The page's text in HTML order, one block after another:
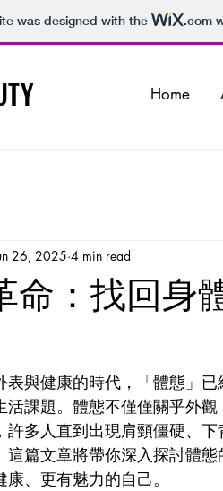
was designed with the .com
Home
命：找回身
26, 2025 4 min read
表與健康的時代，「體態」
活課題。體態不僅僅關乎外
許多人直到出現肩頸僵硬、
這篇文章將帶你深入探討體
、更有魅力的自己。